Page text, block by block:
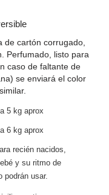
de cartón corrugado,
Perfumado, listo para
caso de faltante de
se enviará el color
5 kg aprox
6 kg aprox
recién nacidos,
y su ritmo de
podrán usar.